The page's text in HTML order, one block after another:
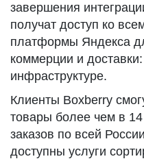
завершения
получат доступ ко
платформы Яндекса
коммерции и
инфраструктуре.
Клиенты Boxberry
товары более чем в
заказов по всей
доступны услуги